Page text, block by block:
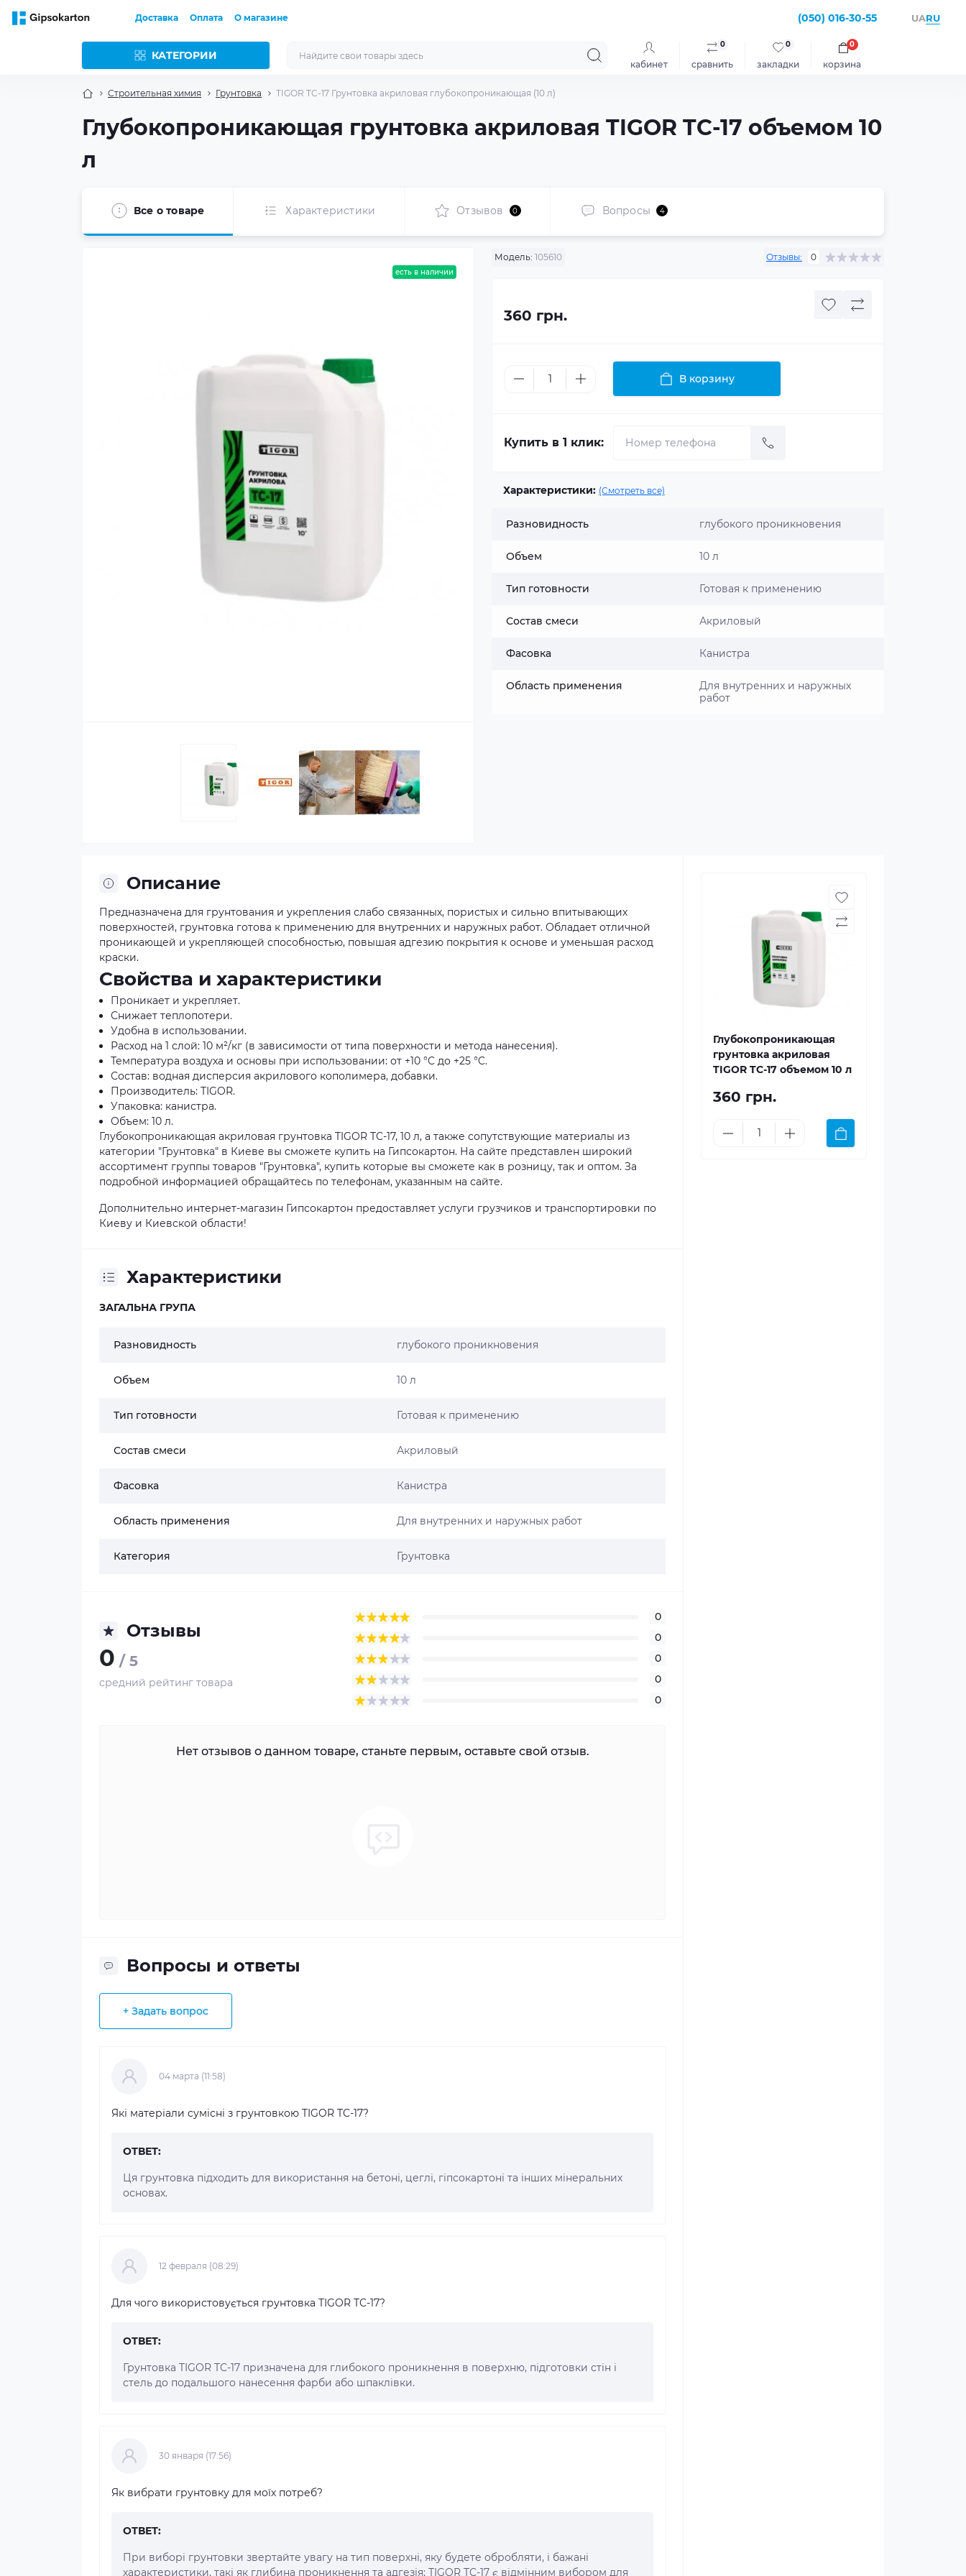
Доставка Оплата О магазине (050) 016-30-55 UARU
КАТЕГОРИИ
кабинет сравнить
0
закладки
0
корзина
0
Строительная химия Грунтовка TIGOR TC-17 Грунтовка акриловая глубокопроникающая (10 л)
Глубокопроникающая грунтовка акриловая TIGOR TC-17 объемом 10
л
Все о товаре Характеристики Отзывов 0 Вопросы 4
есть в наличии
Модель: 105610 Отзывы: 0
360 грн.
В корзину
Купить в 1 клик:
Характеристики: (Смотреть все)
Разновидность глубокого проникновения
Объем 10 л
Тип готовности Готовая к применению
Состав смеси Акриловый
Фасовка Канистра
Область применения
Для внутренних и наружных
работ
Описание
Предназначена для грунтования и укрепления слабо связанных, пористых и сильно впитывающих
поверхностей, грунтовка готова к применению для внутренних и наружных работ. Обладает отличной
проникающей и укрепляющей способностью, повышая адгезию покрытия к основе и уменьшая расход
краски.
Свойства и характеристики
Проникает и укрепляет.
Снижает теплопотери.
Удобна в использовании.
Расход на 1 слой: 10 м²/кг (в зависимости от типа поверхности и метода нанесения).
Температура воздуха и основы при использовании: от +10 °C до +25 °C.
Состав: водная дисперсия акрилового кополимера, добавки.
Производитель: TIGOR.
Упаковка: канистра.
Объем: 10 л.
Глубокопроникающая акриловая грунтовка TIGOR TC-17, 10 л, а также сопутствующие материалы из
категории "Грунтовка" в Киеве вы сможете купить на Гипсокартон. На сайте представлен широкий
ассортимент группы товаров "Грунтовка", купить которые вы сможете как в розницу, так и оптом. За
подробной информацией обращайтесь по телефонам, указанным на сайте.
Дополнительно интернет-магазин Гипсокартон предоставляет услуги грузчиков и транспортировки по
Киеву и Киевской области!
Характеристики
ЗАГАЛЬНА ГРУПА
Разновидность глубокого проникновения
Объем 10 л
Тип готовности Готовая к применению
Состав смеси Акриловый
Фасовка Канистра
Область применения Для внутренних и наружных работ
Категория Грунтовка
Отзывы
0 / 5
средний рейтинг товара
0
0
0
0
0
Нет отзывов о данном товаре, станьте первым, оставьте свой отзыв.
Вопросы и ответы
+ Задать вопрос
04 марта (11:58)
Які матеріали сумісні з грунтовкою TIGOR TC-17?
ОТВЕТ:
Ця грунтовка підходить для використання на бетоні, цеглі, гіпсокартоні та інших мінеральних
основах.
12 февраля (08:29)
Для чого використовується грунтовка TIGOR TC-17?
ОТВЕТ:
Грунтовка TIGOR TC-17 призначена для глибокого проникнення в поверхню, підготовки стін і
стель до подальшого нанесення фарби або шпаклівки.
30 января (17:56)
Як вибрати грунтовку для моїх потреб?
ОТВЕТ:
При виборі грунтовки звертайте увагу на тип поверхні, яку будете обробляти, і бажані
характеристики, такі як глибина проникнення та адгезія; TIGOR TC-17 є відмінним вибором для
Глубокопроникающая
грунтовка акриловая
TIGOR TC-17 объемом 10 л
360 грн.